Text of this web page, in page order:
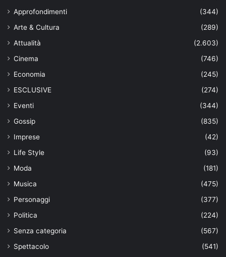
Approfondimenti
(344)
Arte & Cultura
(289)
Attualità
(2.603)
Cinema
(746)
Economia
(245)
ESCLUSIVE
(274)
Eventi
(344)
Gossip
(835)
Imprese
(42)
Life Style
(93)
Moda
(181)
Musica
(475)
Personaggi
(377)
Politica
(224)
Senza categoria
(567)
Spettacolo
(541)